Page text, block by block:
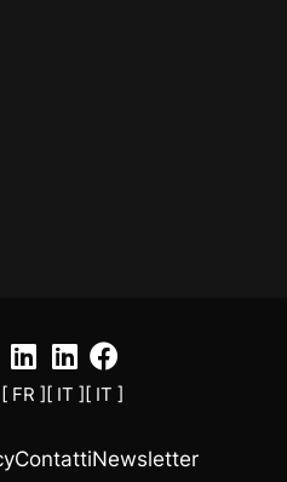
[ FR ][ IT ][ IT ]
ContattiNewsletter